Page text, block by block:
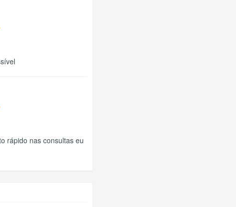
rápido nas consultas eu